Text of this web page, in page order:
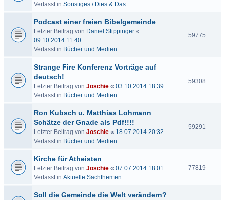
Verfasst in Sonstiges / Dies & Das
Podcast einer freien Bibelgemeinde
Letzter Beitrag von Daniel Stippinger «
09.10.2014 11:40
Verfasst in Bücher und Medien
59775
Strange Fire Konferenz Vorträge auf
deutsch!
Letzter Beitrag von Joschie « 03.10.2014 18:39
Verfasst in Bücher und Medien
59308
Ron Kubsch u. Matthias Lohmann
Schätze der Gnade als Pdf!!!!
Letzter Beitrag von Joschie « 18.07.2014 20:32
Verfasst in Bücher und Medien
59291
Kirche für Atheisten
Letzter Beitrag von Joschie « 07.07.2014 18:01
Verfasst in Aktuelle Sachthemen
77819
Soll die Gemeinde die Welt verändern?